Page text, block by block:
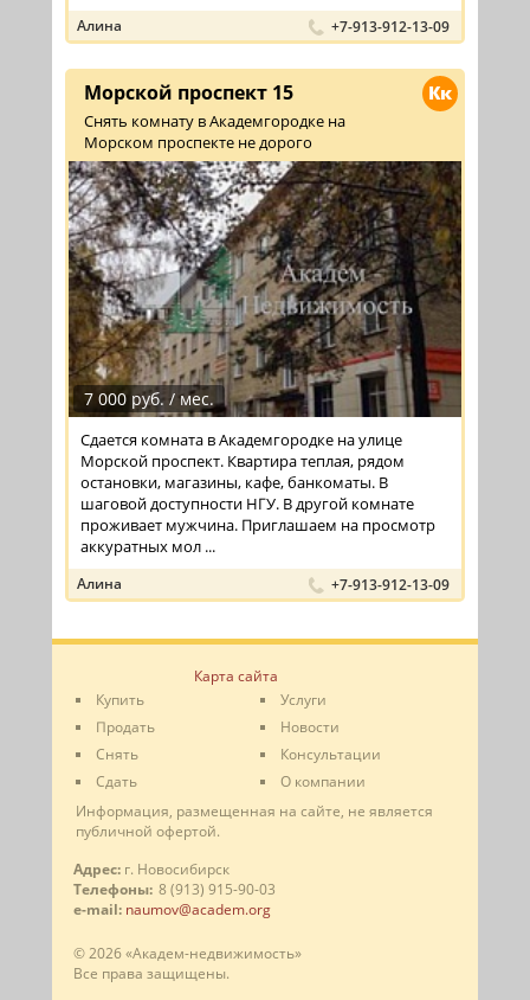
Алина +7-913-912-13-09
Кк
Морской проспект 15
Снять комнату в Академгородке на
Морском проспекте не дорого
7 000 руб. / мес.
Сдается комната в Академгородке на улице
Морской проспект. Квартира теплая, рядом
остановки, магазины, кафе, банкоматы. В
шаговой доступности НГУ. В другой комнате
проживает мужчина. Приглашаем на просмотр
аккуратных мол ...
Алина +7-913-912-13-09
Карта сайта
Купить
Продать
Снять
Сдать
Услуги
Новости
Консультации
О компании
Информация, размещенная на сайте, не является
публичной офертой.
Адрес: г. Новосибирск
Телефоны: 8 (913) 915-90-03
e-mail: naumov@academ.org
© 2026 «Академ-недвижимость»
Все права защищены.